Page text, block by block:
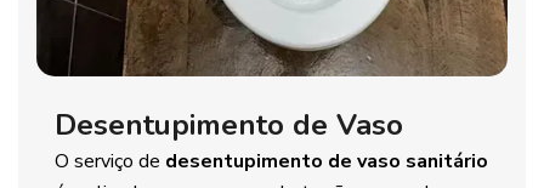
Desentupimento de Vaso
O serviço de desentupimento de vaso sanitário